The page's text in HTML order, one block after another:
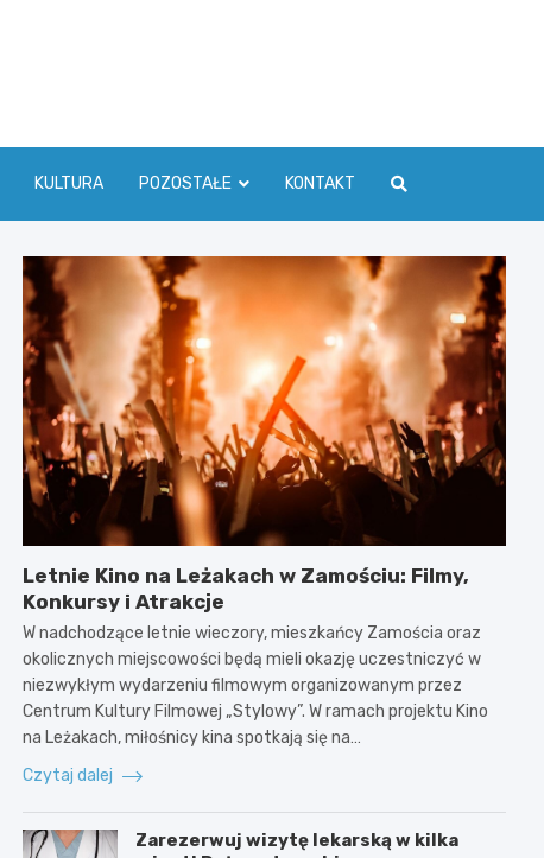
KULTURA POZOSTAŁE KONTAKT
Letnie Kino na Leżakach w Zamościu: Filmy,
Konkursy i Atrakcje
W nadchodzące letnie wieczory, mieszkańcy Zamościa oraz
okolicznych miejscowości będą mieli okazję uczestniczyć w
niezwykłym wydarzeniu filmowym organizowanym przez
Centrum Kultury Filmowej „Stylowy”. W ramach projektu Kino
na Leżakach, miłośnicy kina spotkają się na…
Czytaj dalej
Zarezerwuj wizytę lekarską w kilka